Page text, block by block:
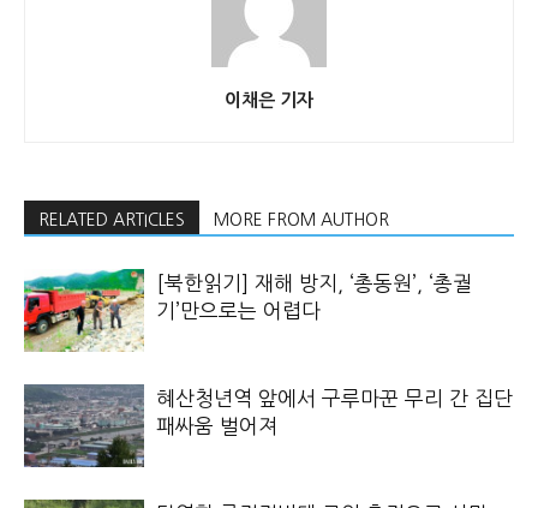
이채은 기자
RELATED ARTICLES MORE FROM AUTHOR
[북한읽기] 재해 방지, ‘총동원’, ‘총궐
기’만으로는 어렵다
혜산청년역 앞에서 구루마꾼 무리 간 집단
패싸움 벌어져